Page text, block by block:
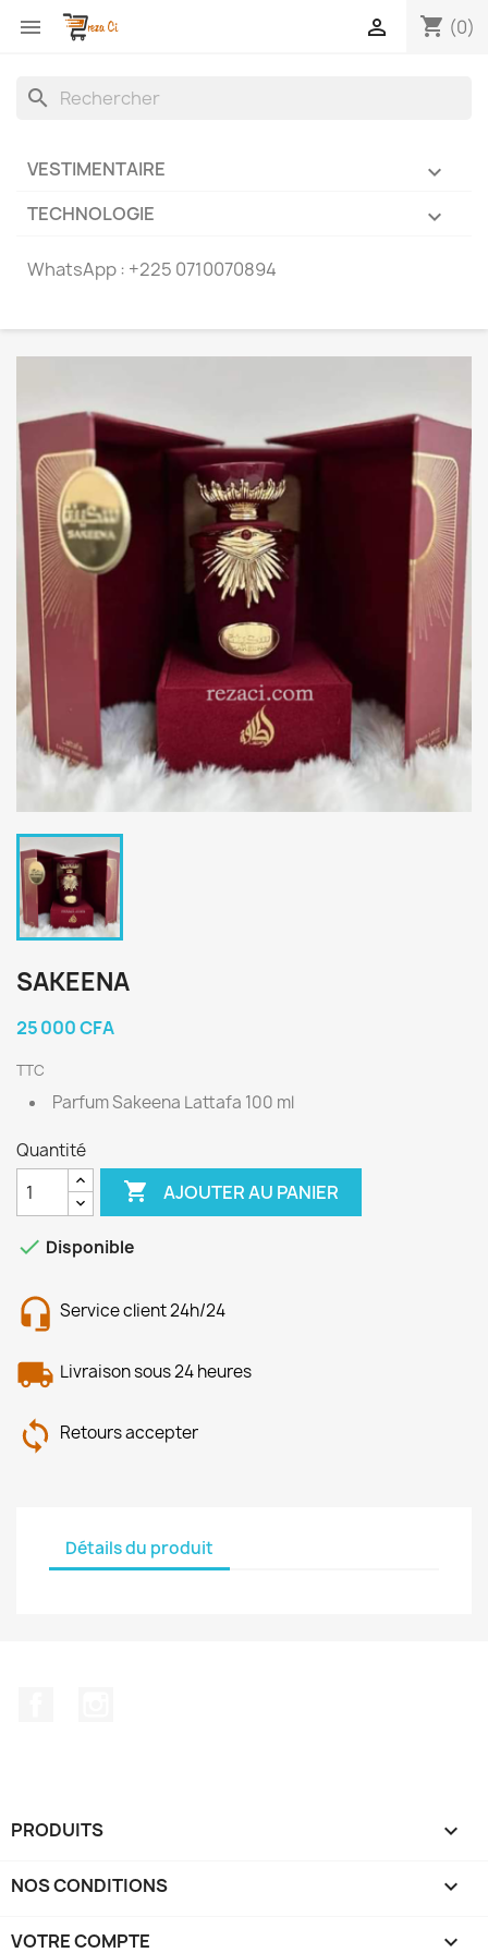
 shopping_cart (0)

search

VESTIMENTAIRE

TECHNOLOGIE
WhatsApp : +225 0710070894
SAKEENA
25 000 CFA
TTC
Parfum Sakeena Lattafa 100 ml
Quantité
 AJOUTER AU PANIER
 Disponible
Service client 24h/24
Livraison sous 24 heures
Retours accepter
Détails du produit
PRODUITS 
NOS CONDITIONS 
VOTRE COMPTE 